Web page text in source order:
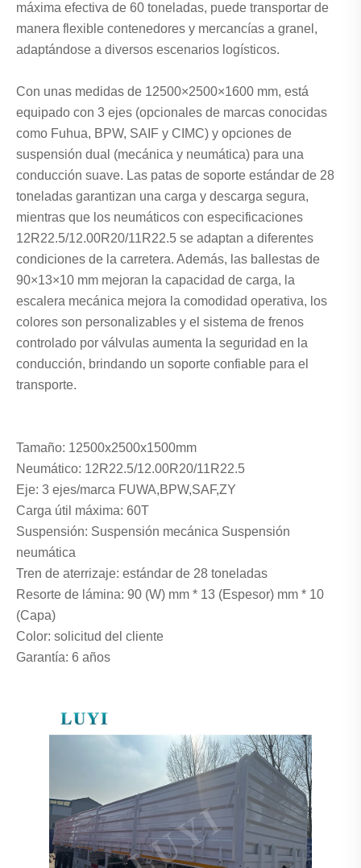
máxima efectiva de 60 toneladas, puede transportar de
manera flexible contenedores y mercancías a granel,
adaptándose a diversos escenarios logísticos.
Con unas medidas de 12500×2500×1600 mm, está
equipado con 3 ejes (opcionales de marcas conocidas
como Fuhua, BPW, SAIF y CIMC) y opciones de
suspensión dual (mecánica y neumática) para una
conducción suave. Las patas de soporte estándar de 28
toneladas garantizan una carga y descarga segura,
mientras que los neumáticos con especificaciones
12R22.5/12.00R20/11R22.5 se adaptan a diferentes
condiciones de la carretera. Además, las ballestas de
90×13×10 mm mejoran la capacidad de carga, la
escalera mecánica mejora la comodidad operativa, los
colores son personalizables y el sistema de frenos
controlado por válvulas aumenta la seguridad en la
conducción, brindando un soporte confiable para el
transporte.
Tamaño: 12500x2500x1500mm
Neumático: 12R22.5/12.00R20/11R22.5
Eje: 3 ejes/marca FUWA,BPW,SAF,ZY
Carga útil máxima: 60T
Suspensión: Suspensión mecánica Suspensión
neumática
Tren de aterrizaje: estándar de 28 toneladas
Resorte de lámina: 90 (W) mm * 13 (Espesor) mm * 10
(Capa)
Color: solicitud del cliente
Garantía: 6 años